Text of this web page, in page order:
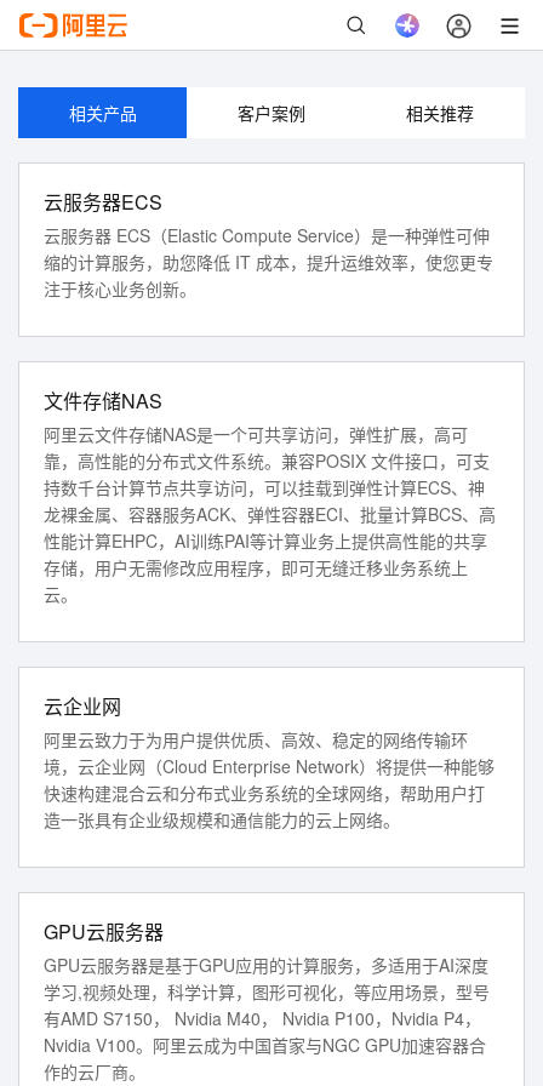
相关产品 客户案例 相关推荐
云服务器ECS
云服务器 ECS（Elastic Compute Service）是一种弹性可伸
缩的计算服务，助您降低 IT 成本，提升运维效率，使您更专
注于核心业务创新。
文件存储NAS
阿里云文件存储NAS是一个可共享访问，弹性扩展，高可
靠，高性能的分布式文件系统。兼容POSIX 文件接口，可支
持数千台计算节点共享访问，可以挂载到弹性计算ECS、神
龙裸金属、容器服务ACK、弹性容器ECI、批量计算BCS、高
性能计算EHPC，AI训练PAI等计算业务上提供高性能的共享
存储，用户无需修改应用程序，即可无缝迁移业务系统上
云。
云企业网
阿里云致力于为用户提供优质、高效、稳定的网络传输环
境，云企业网（Cloud Enterprise Network）将提供一种能够
快速构建混合云和分布式业务系统的全球网络，帮助用户打
造一张具有企业级规模和通信能力的云上网络。
GPU云服务器
GPU云服务器是基于GPU应用的计算服务，多适用于AI深度
学习,视频处理，科学计算，图形可视化，等应用场景，型号
有AMD S7150， Nvidia M40， Nvidia P100，Nvidia P4，
Nvidia V100。阿里云成为中国首家与NGC GPU加速容器合
作的云厂商。
如果您是企业账号，可以生成子账号授权访问。